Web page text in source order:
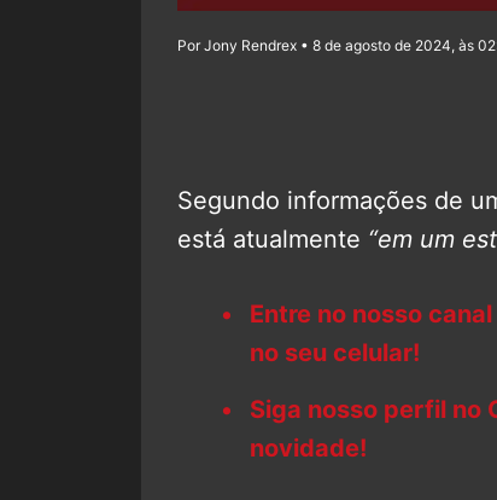
Por Jony Rendrex • 8 de agosto de 2024, às
Segundo informações de
está atualmente “em um
Entre no nosso
no seu celular!
Siga nosso perfil no
novidade!